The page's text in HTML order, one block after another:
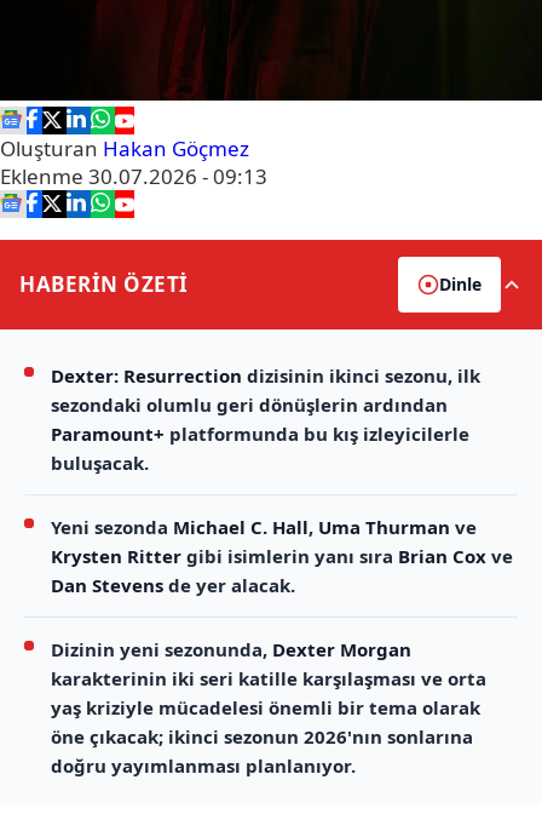
Oluşturan Hakan Göçmez
Eklenme 30.07.2026 - 09:13
HABERİN ÖZETİ Dinle
Dexter: Resurrection dizisinin ikinci sezonu, ilk
sezondaki olumlu geri dönüşlerin ardından
Paramount+ platformunda bu kış izleyicilerle
buluşacak.
Yeni sezonda Michael C. Hall, Uma Thurman ve
Krysten Ritter gibi isimlerin yanı sıra Brian Cox ve
Dan Stevens de yer alacak.
Dizinin yeni sezonunda, Dexter Morgan
karakterinin iki seri katille karşılaşması ve orta
yaş kriziyle mücadelesi önemli bir tema olarak
öne çıkacak; ikinci sezonun 2026'nın sonlarına
doğru yayımlanması planlanıyor.